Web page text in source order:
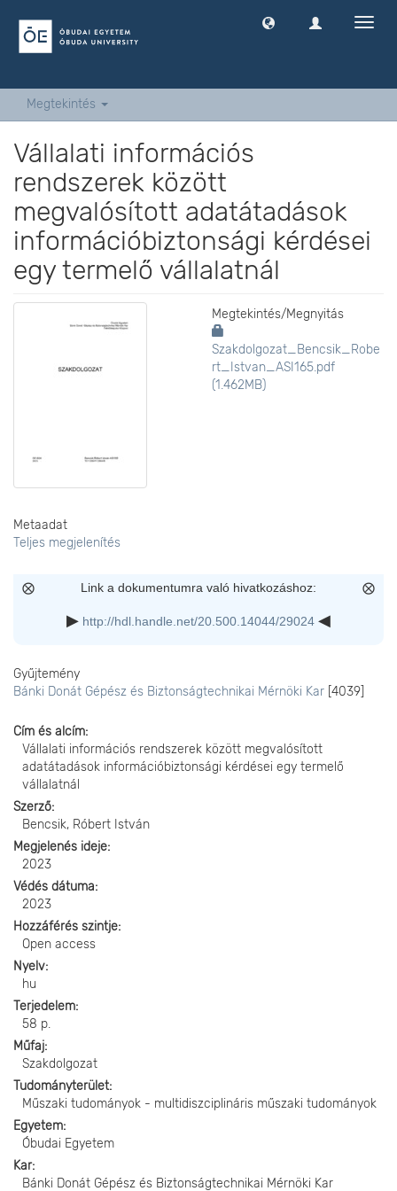
Megtekintés
Vállalati információs
rendszerek között
megvalósított adatátadások
információbiztonsági kérdései
egy termelő vállalatnál
Megtekintés/Megnyitás
Szakdolgozat_Bencsik_Robe
rt_Istvan_ASI165.pdf
(1.462MB)
Metaadat
Teljes megjelenítés
Link a dokumentumra való hivatkozáshoz:
http://hdl.handle.net/20.500.14044/29024
Gyűjtemény
Bánki Donát Gépész és Biztonságtechnikai Mérnöki Kar [4039]
Cím és alcím
Vállalati információs rendszerek között megvalósított
adatátadások információbiztonsági kérdései egy termelő
vállalatnál
Szerző
Bencsik, Róbert István
Megjelenés ideje
2023
Védés dátuma
2023
Hozzáférés szintje
Open access
Nyelv
hu
Terjedelem
58 p.
Műfaj
Szakdolgozat
Tudományterület
Műszaki tudományok - multidiszciplináris műszaki tudományok
Egyetem
Óbudai Egyetem
Kar
Bánki Donát Gépész és Biztonságtechnikai Mérnöki Kar